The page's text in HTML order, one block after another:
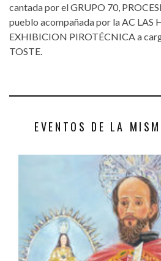
cantada por el GRUPO 70,
pueblo acompañada por la AC LAS
EXHIBICION PIROTÉCNICA a
TOSTE.
EVENTOS DE LA